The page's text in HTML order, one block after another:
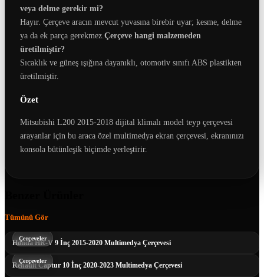
veya delme gerekir mi?
Hayır. Çerçeve aracın mevcut yuvasına birebir uyar; kesme, delme
ya da ek parça gerekmez. Çerçeve hangi malzemeden
üretilmiştir?
Sıcaklık ve güneş ışığına dayanıklı, otomotiv sınıfı ABS plastikten
üretilmiştir.
Özet
Mitsubishi L200 2015-2018 dijital klimalı model teyp çerçevesi
arayanlar için bu araca özel multimedya ekran çerçevesi, ekranınızı
konsola bütünleşik biçimde yerleştirir.
Tümünü Gör
Honda HR-V 9 İnç 2015-2020 Multimedya Çerçevesi
Çerçeveler
Renault Captur 10 İnç 2020-2023 Multimedya Çerçevesi
Çerçeveler